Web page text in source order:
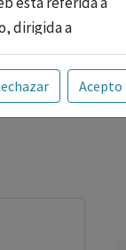
dirigida a
para
se facilita
Acepto